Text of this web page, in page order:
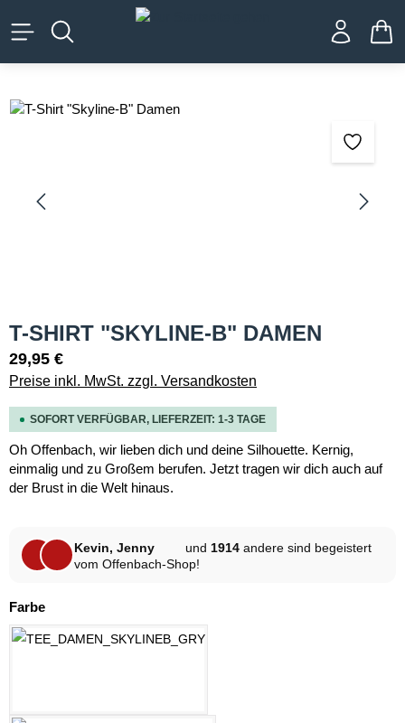
springen
Bildergalerie überspringen
T-SHIRT "SKYLINE-B" DAMEN
29,95 €
Preise inkl. MwSt. zzgl. Versandkosten
SOFORT VERFÜGBAR, LIEFERZEIT: 1-3 TAGE
Oh Offenbach, wir lieben dich und deine Silhouette. Kernig,
einmalig und zu Großem berufen. Jetzt tragen wir dich auch auf
der Brust in die Welt hinaus.
Kevin, Jenny und 1914 andere sind begeistert
vom Offenbach-Shop!
Farbeauswählen